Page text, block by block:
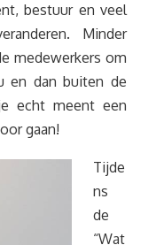
bestuur en veel
Minder
medewerkers om
en dan buiten de
echt meent een
gaan!
Tijde
ns
de
“Wat